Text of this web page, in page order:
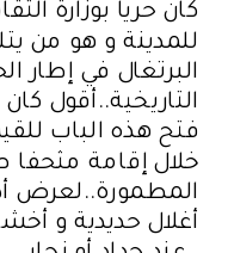
كان حريا بوزارة
للمدينة و هو من
البرتغال في إطار
التاريخية..أقول
فتح هذه الباب
خلال إقامة
المطمورة..لعرض
أغلال حديدية و